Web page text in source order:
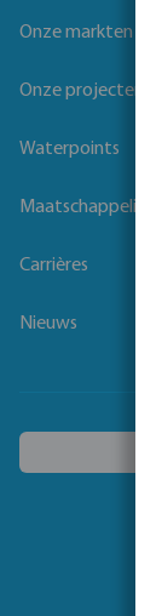
Onze markten
Onze projecten
Waterpoints
Maatschappelijk
Carrières
Nieuws